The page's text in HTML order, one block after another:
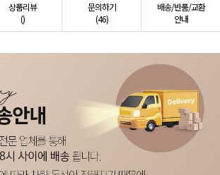
상품리뷰
()
문의하기
(46)
배송/반품/교환
안내